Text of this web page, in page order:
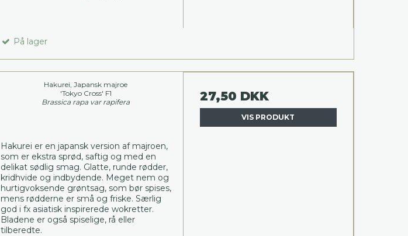
På lager
Hakurei, Japansk majroe
'Tokyo Cross' F1
Brassica rapa var rapifera
Hakurei er en japansk version af majroen,
som er ekstra sprød, saftig og med en
delikat sødlig smag. Glatte, runde rødder,
kridhvide og indbydende. Meget nem og
hurtigvoksende grøntsag, som bør spises,
mens rødderne er små og friske. Særlig
god i fx asiatisk inspirerede wokretter.
Bladene er også spiselige, rå eller
tilberedte.
27,50 DKK
VIS PRODUKT